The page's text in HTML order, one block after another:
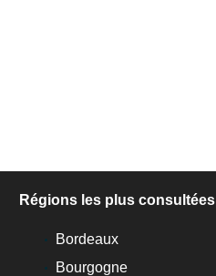
Régions les plus consultées
Bordeaux
Bourgogne